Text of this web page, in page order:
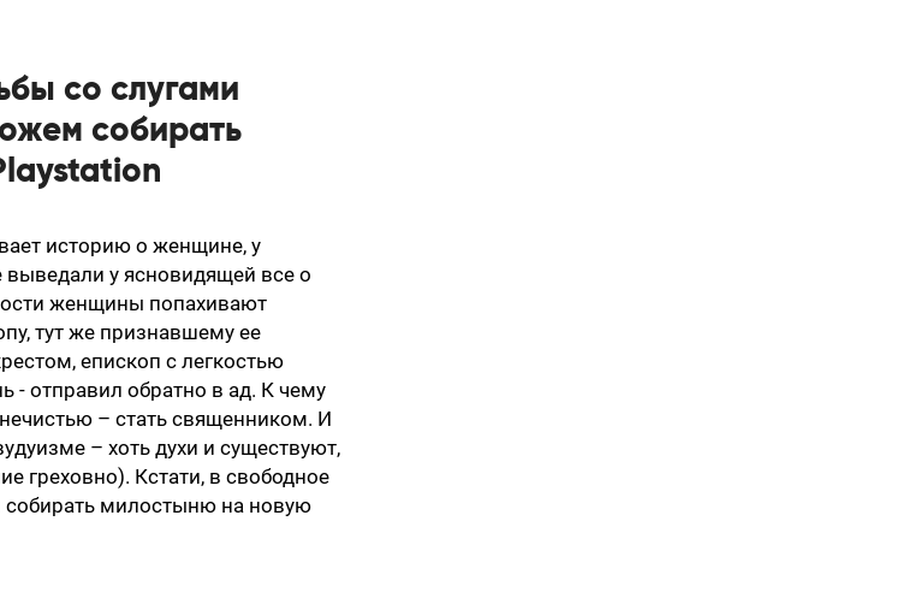
со слугами
собирать
историю о женщине, у
у ясновидящей все о
женщины попахивают
тут же признавшему ее
епископ с легкостью
- отправил обратно в ад. К чему
– стать священником. И
– хоть духи и существуют,
греховно). Кстати, в свободное
милостыню на новую